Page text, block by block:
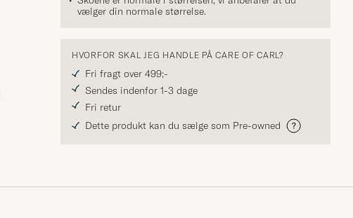
vælger din normale størrelse.
HVORFOR SKAL JEG HANDLE PÅ CARE OF CARL?
Fri fragt over 499;-
Sendes indenfor 1-3 dage
Fri retur
Dette produkt kan du sælge som Pre-owned